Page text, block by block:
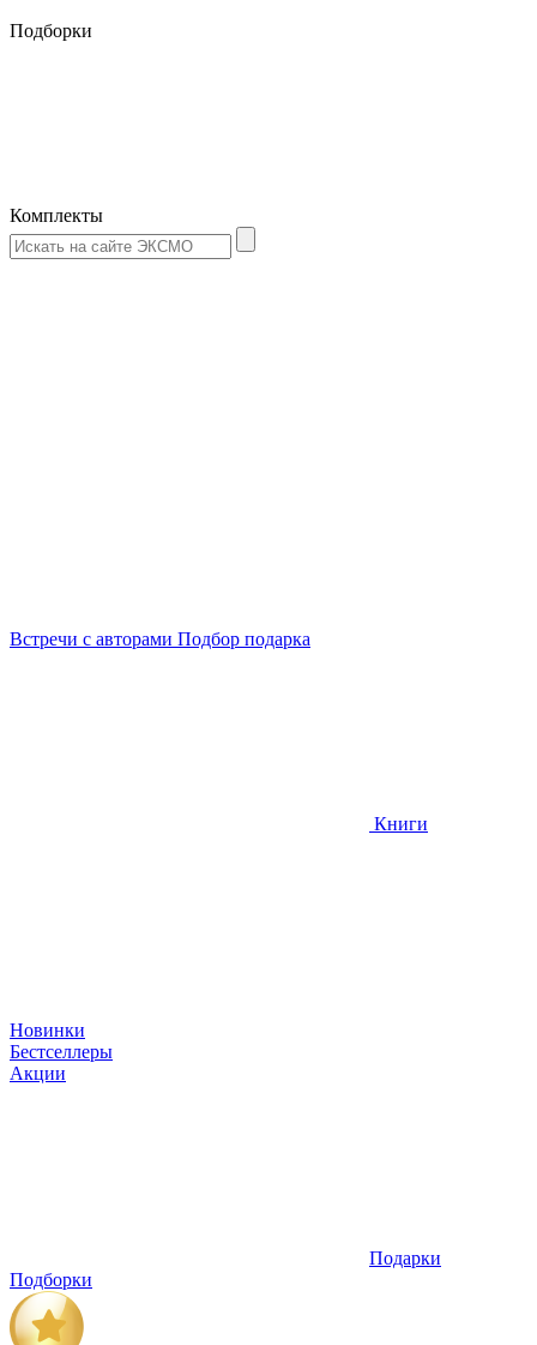
Подборки
Комплекты
Встречи с авторами Подбор подарка
Книги
Новинки
Бестселлеры
Акции
Подарки
Подборки